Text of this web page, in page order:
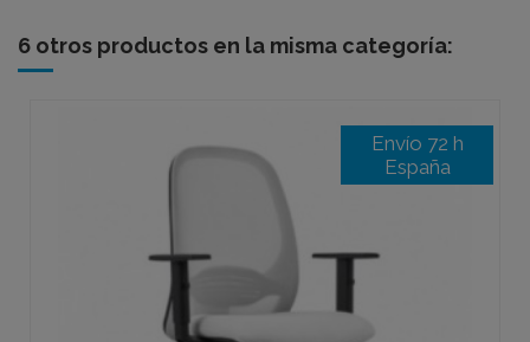
6 otros productos en la misma categoría:
Envío 72 h
España